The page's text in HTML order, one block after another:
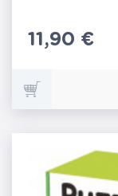
Prix
11,90 €